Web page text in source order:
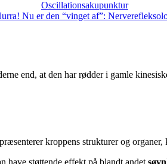
Oscillationsakupunktur
Nu er den “vinget af”:
end, at den har rødder i gamle
kroppens strukturer og